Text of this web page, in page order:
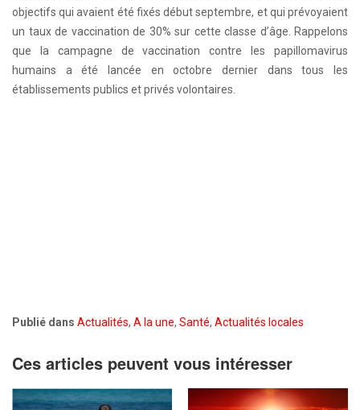
objectifs qui avaient été fixés début septembre, et qui prévoyaient
un taux de vaccination de 30% sur cette classe d’âge. Rappelons
que la campagne de vaccination contre les papillomavirus
humains a été lancée en octobre dernier dans tous les
établissements publics et privés volontaires.
Publié dans Actualités, A la une, Santé, Actualités locales
Ces articles peuvent vous intéresser